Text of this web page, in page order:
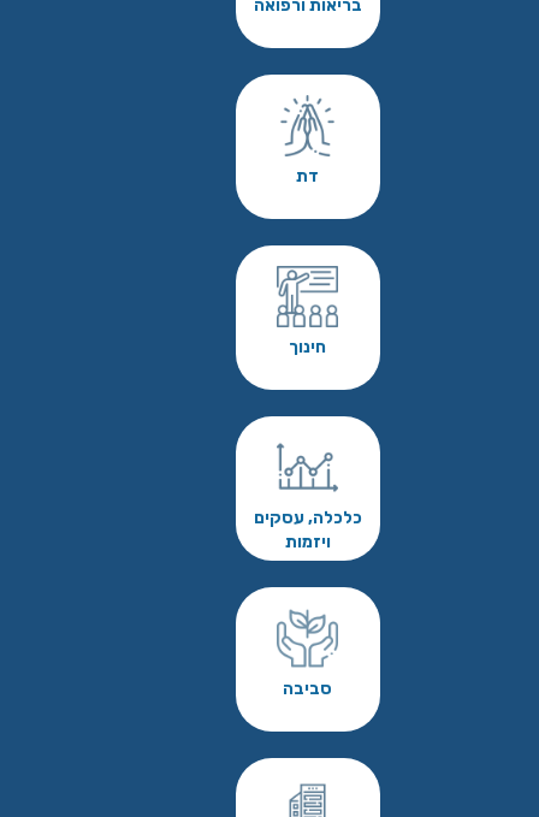
בריאות ורפואה
דת
חינוך
כלכלה, עסקים
ויזמות
סביבה